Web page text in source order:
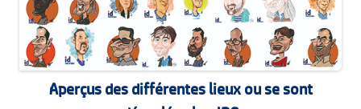
Aperçus des différentes lieux ou se sont